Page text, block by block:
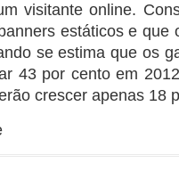
visitante online.
estáticos e que
se estima que os
43 por cento em
crescer apenas 18